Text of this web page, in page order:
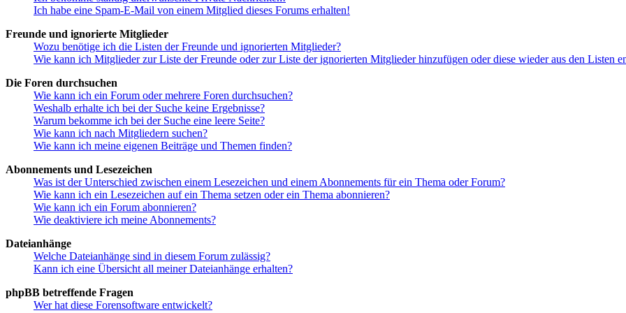
Ich habe eine Spam-E-Mail von einem Mitglied dieses Forums erhalten!
Freunde und ignorierte Mitglieder
Wozu benötige ich die Listen der Freunde und ignorierten Mitglieder?
Wie kann ich Mitglieder zur Liste der Freunde oder zur Liste der ignorierten Mitglieder hinzufügen oder diese wieder aus den Listen
Die Foren durchsuchen
Wie kann ich ein Forum oder mehrere Foren durchsuchen?
Weshalb erhalte ich bei der Suche keine Ergebnisse?
Warum bekomme ich bei der Suche eine leere Seite?
Wie kann ich nach Mitgliedern suchen?
Wie kann ich meine eigenen Beiträge und Themen finden?
Abonnements und Lesezeichen
Was ist der Unterschied zwischen einem Lesezeichen und einem Abonnements für ein Thema oder Forum?
Wie kann ich ein Lesezeichen auf ein Thema setzen oder ein Thema abonnieren?
Wie kann ich ein Forum abonnieren?
Wie deaktiviere ich meine Abonnements?
Dateianhänge
Welche Dateianhänge sind in diesem Forum zulässig?
Kann ich eine Übersicht all meiner Dateianhänge erhalten?
phpBB betreffende Fragen
Wer hat diese Forensoftware entwickelt?